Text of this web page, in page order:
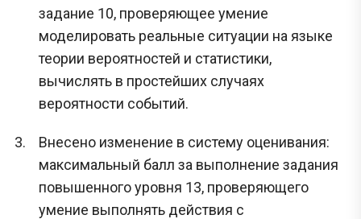
задание 10, проверяющее умение
моделировать реальные ситуации на языке
теории вероятностей и статистики,
вычислять в простейших случаях
вероятности событий.
Внесено изменение в систему оценивания:
максимальный балл за выполнение задания
повышенного уровня 13, проверяющего
умение выполнять действия с